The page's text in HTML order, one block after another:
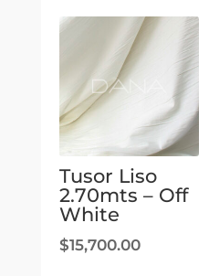
Tusor Liso
2.70mts – Off
White
$15,700.00